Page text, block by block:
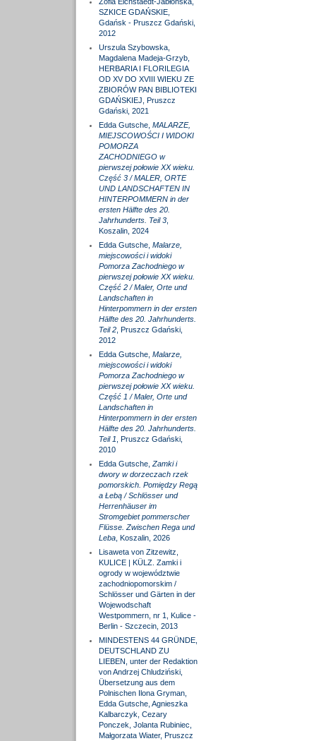
SZKICE GDAŃSKIE,
Gdańsk - Pruszcz Gdański,
2012
Urszula Szybowska,
Magdalena Madeja-Grzyb,
HERBARIA I FLORILEGIA
OD XV DO XVIII WIEKU ZE
ZBIORÓW PAN BIBLIOTEKI
GDAŃSKIEJ, Pruszcz
Gdański, 2021
Edda Gutsche, MALARZE,
MIEJSCOWOŚCI I WIDOKI
POMORZA
ZACHODNIEGO w
pierwszej połowie XX wieku.
Część 3 / MALER, ORTE
UND LANDSCHAFTEN IN
HINTERPOMMERN in der
ersten Hälfte des 20.
Jahrhunderts. Teil 3,
Koszalin, 2024
Edda Gutsche, Malarze,
miejscowości i widoki
Pomorza Zachodniego w
pierwszej połowie XX wieku.
Część 2 / Maler, Orte und
Landschaften in
Hinterpommern in der ersten
Hälfte des 20. Jahrhunderts.
Teil 2, Pruszcz Gdański,
2012
Edda Gutsche, Malarze,
miejscowości i widoki
Pomorza Zachodniego w
pierwszej połowie XX wieku.
Część 1 / Maler, Orte und
Landschaften in
Hinterpommern in der ersten
Hälfte des 20. Jahrhunderts.
Teil 1 , Pruszcz Gdański,
2010
Edda Gutsche, Zamki i
dwory w dorzeczach rzek
pomorskich. Pomiędzy Regą
a Łebą / Schlösser und
Herrenhäuser im
Stromgebiet pommerscher
Flüsse. Zwischen Rega und
Leba, Koszalin, 2026
Lisaweta von Zitzewitz,
KULICE | KÜLZ. Zamki i
ogrody w województwie
zachodniopomorskim /
Schlösser und Gärten in der
Wojewodschaft
Westpommern, nr 1, Kulice -
Berlin - Szczecin, 2013
MINDESTENS 44 GRÜNDE,
DEUTSCHLAND ZU
LIEBEN, unter der Redaktion
von Andrzej Chludziński,
Übersetzung aus dem
Polnischen Ilona Gryman,
Edda Gutsche, Agnieszka
Kalbarczyk, Cezary
Ponczek, Jolanta Rubiniec,
Małgorzata Wiater, Pruszcz